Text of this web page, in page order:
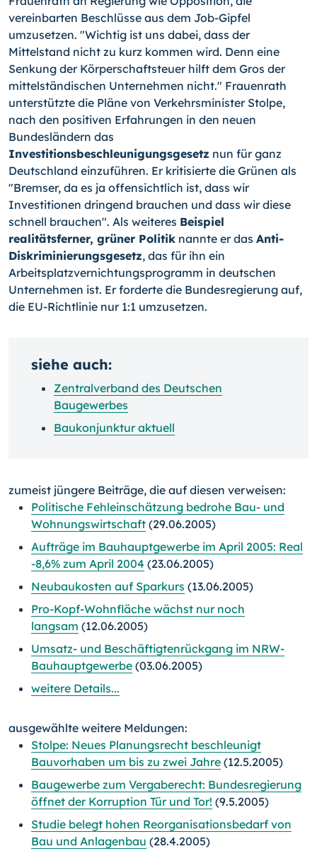
vereinbarten Beschlüsse aus dem Job-Gipfel
umzusetzen. "Wichtig ist uns dabei, dass der
Mittelstand nicht zu kurz kommen wird. Denn eine
Senkung der Körperschaftsteuer hilft dem Gros der
mittelständischen Unternehmen nicht." Frauenrath
unterstützte die Pläne von Verkehrsminister Stolpe,
nach den positiven Erfahrungen in den neuen
Bundesländern das
Investitionsbeschleunigungsgesetz nun für ganz
Deutschland einzuführen. Er kritisierte die Grünen als
"Bremser, da es ja offensichtlich ist, dass wir
Investitionen dringend brauchen und dass wir diese
schnell brauchen". Als weiteres Beispiel
realitätsferner, grüner Politik nannte er das Anti-
Diskriminierungsgesetz, das für ihn ein
Arbeitsplatzvernichtungsprogramm in deutschen
Unternehmen ist. Er forderte die Bundesregierung auf,
die EU-Richtlinie nur 1:1 umzusetzen.
siehe auch:
Zentralverband des Deutschen
Baugewerbes
Baukonjunktur aktuell
zumeist jüngere Beiträge, die auf diesen verweisen:
Politische Fehleinschätzung bedrohe Bau- und
Wohnungswirtschaft (29.06.2005)
Aufträge im Bauhauptgewerbe im April 2005: Real
-8,6% zum April 2004 (23.06.2005)
Neubaukosten auf Sparkurs (13.06.2005)
Pro-Kopf-Wohnfläche wächst nur noch
langsam (12.06.2005)
Umsatz- und Beschäftigtenrückgang im NRW-
Bauhauptgewerbe (03.06.2005)
weitere Details...
ausgewählte weitere Meldungen:
Stolpe: Neues Planungsrecht beschleunigt
Bauvorhaben um bis zu zwei Jahre (12.5.2005)
Baugewerbe zum Vergaberecht: Bundesregierung
öffnet der Korruption Tür und Tor! (9.5.2005)
Studie belegt hohen Reorganisationsbedarf von
Bau und Anlagenbau (28.4.2005)